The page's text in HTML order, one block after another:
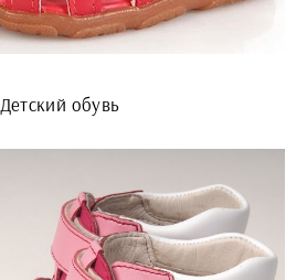
Детский обувь